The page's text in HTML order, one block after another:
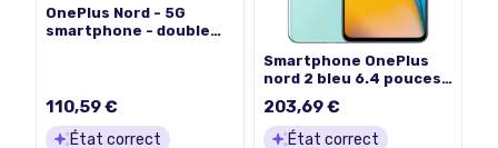
OnePlus Nord - 5G
smartphone - double
2400 x 1080 pixels (90
arrière 48 MP, 8 MP, 5
110,59 €
État correct
Smartphone OnePlus
nord 2 bleu 6.4 pouces
Go
203,69 €
État correct